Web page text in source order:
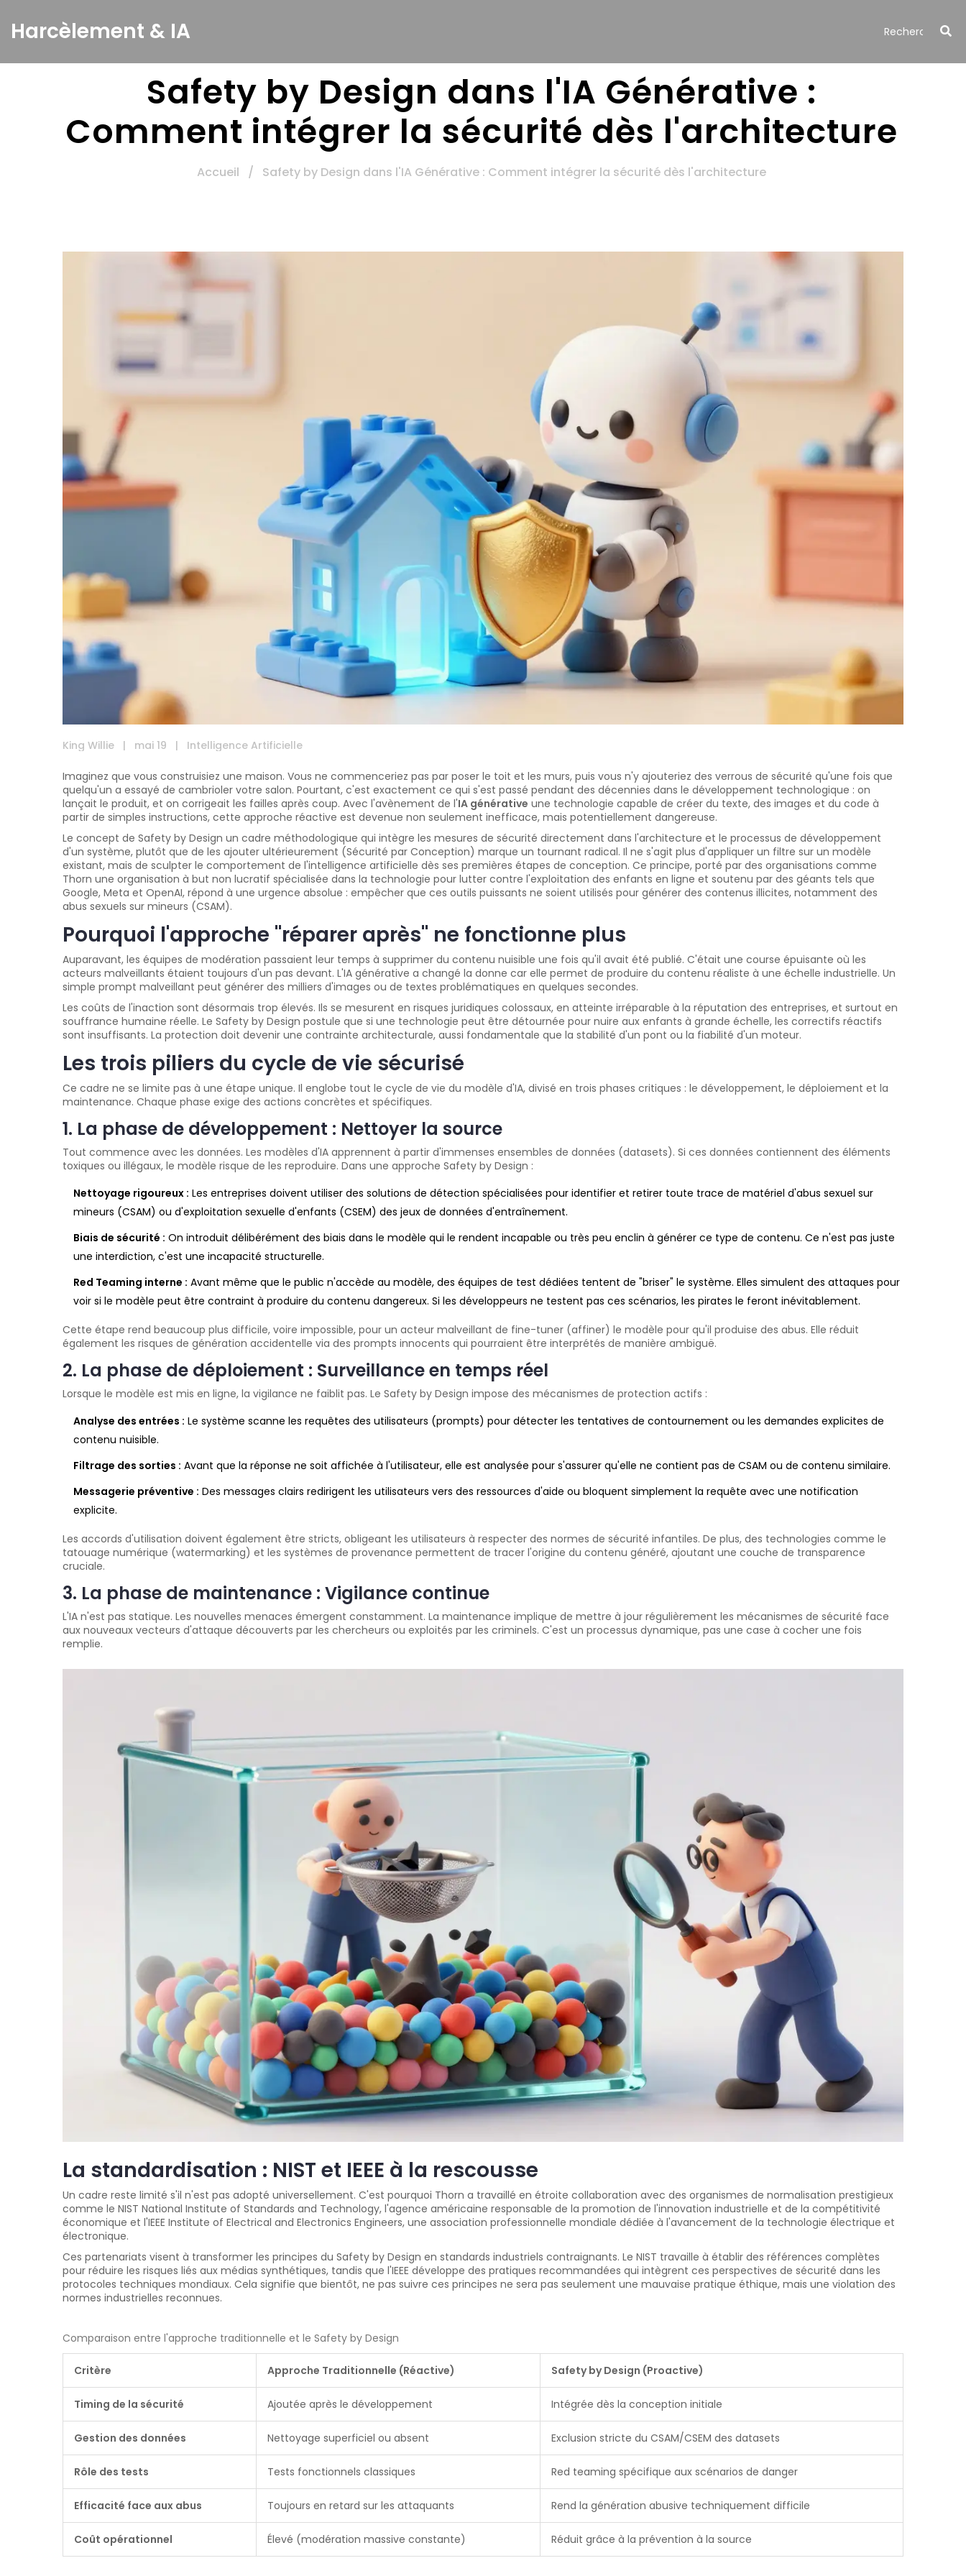
Harcèlement & IA
Safety by Design dans l'IA Générative :
Comment intégrer la sécurité dès l'architecture
Accueil / Safety by Design dans l'IA Générative : Comment intégrer la sécurité dès l'architecture
King Willie | mai 19 | Intelligence Artificielle
Imaginez que vous construisiez une maison. Vous ne commenceriez pas par poser le toit et les murs, puis vous n'y ajouteriez des verrous de sécurité qu'une fois que
quelqu'un a essayé de cambrioler votre salon. Pourtant, c'est exactement ce qui s'est passé pendant des décennies dans le développement technologique : on
lançait le produit, et on corrigeait les failles après coup. Avec l'avènement de l'IA générative une technologie capable de créer du texte, des images et du code à
partir de simples instructions, cette approche réactive est devenue non seulement inefficace, mais potentiellement dangereuse.
Le concept de Safety by Design un cadre méthodologique qui intègre les mesures de sécurité directement dans l'architecture et le processus de développement
d'un système, plutôt que de les ajouter ultérieurement (Sécurité par Conception) marque un tournant radical. Il ne s'agit plus d'appliquer un filtre sur un modèle
existant, mais de sculpter le comportement de l'intelligence artificielle dès ses premières étapes de conception. Ce principe, porté par des organisations comme
Thorn une organisation à but non lucratif spécialisée dans la technologie pour lutter contre l'exploitation des enfants en ligne et soutenu par des géants tels que
Google, Meta et OpenAI, répond à une urgence absolue : empêcher que ces outils puissants ne soient utilisés pour générer des contenus illicites, notamment des
abus sexuels sur mineurs (CSAM).
Pourquoi l'approche "réparer après" ne fonctionne plus
Auparavant, les équipes de modération passaient leur temps à supprimer du contenu nuisible une fois qu'il avait été publié. C'était une course épuisante où les
acteurs malveillants étaient toujours d'un pas devant. L'IA générative a changé la donne car elle permet de produire du contenu réaliste à une échelle industrielle. Un
simple prompt malveillant peut générer des milliers d'images ou de textes problématiques en quelques secondes.
Les coûts de l'inaction sont désormais trop élevés. Ils se mesurent en risques juridiques colossaux, en atteinte irréparable à la réputation des entreprises, et surtout en
souffrance humaine réelle. Le Safety by Design postule que si une technologie peut être détournée pour nuire aux enfants à grande échelle, les correctifs réactifs
sont insuffisants. La protection doit devenir une contrainte architecturale, aussi fondamentale que la stabilité d'un pont ou la fiabilité d'un moteur.
Les trois piliers du cycle de vie sécurisé
Ce cadre ne se limite pas à une étape unique. Il englobe tout le cycle de vie du modèle d'IA, divisé en trois phases critiques : le développement, le déploiement et la
maintenance. Chaque phase exige des actions concrètes et spécifiques.
1. La phase de développement : Nettoyer la source
Tout commence avec les données. Les modèles d'IA apprennent à partir d'immenses ensembles de données (datasets). Si ces données contiennent des éléments
toxiques ou illégaux, le modèle risque de les reproduire. Dans une approche Safety by Design :
Nettoyage rigoureux : Les entreprises doivent utiliser des solutions de détection spécialisées pour identifier et retirer toute trace de matériel d'abus sexuel sur
mineurs (CSAM) ou d'exploitation sexuelle d'enfants (CSEM) des jeux de données d'entraînement.
Biais de sécurité : On introduit délibérément des biais dans le modèle qui le rendent incapable ou très peu enclin à générer ce type de contenu. Ce n'est pas juste
une interdiction, c'est une incapacité structurelle.
Red Teaming interne : Avant même que le public n'accède au modèle, des équipes de test dédiées tentent de "briser" le système. Elles simulent des attaques pour
voir si le modèle peut être contraint à produire du contenu dangereux. Si les développeurs ne testent pas ces scénarios, les pirates le feront inévitablement.
Cette étape rend beaucoup plus difficile, voire impossible, pour un acteur malveillant de fine-tuner (affiner) le modèle pour qu'il produise des abus. Elle réduit
également les risques de génération accidentelle via des prompts innocents qui pourraient être interprétés de manière ambiguë.
2. La phase de déploiement : Surveillance en temps réel
Lorsque le modèle est mis en ligne, la vigilance ne faiblit pas. Le Safety by Design impose des mécanismes de protection actifs :
Analyse des entrées : Le système scanne les requêtes des utilisateurs (prompts) pour détecter les tentatives de contournement ou les demandes explicites de
contenu nuisible.
Filtrage des sorties : Avant que la réponse ne soit affichée à l'utilisateur, elle est analysée pour s'assurer qu'elle ne contient pas de CSAM ou de contenu similaire.
Messagerie préventive : Des messages clairs redirigent les utilisateurs vers des ressources d'aide ou bloquent simplement la requête avec une notification
explicite.
Les accords d'utilisation doivent également être stricts, obligeant les utilisateurs à respecter des normes de sécurité infantiles. De plus, des technologies comme le
tatouage numérique (watermarking) et les systèmes de provenance permettent de tracer l'origine du contenu généré, ajoutant une couche de transparence
cruciale.
3. La phase de maintenance : Vigilance continue
L'IA n'est pas statique. Les nouvelles menaces émergent constamment. La maintenance implique de mettre à jour régulièrement les mécanismes de sécurité face
aux nouveaux vecteurs d'attaque découverts par les chercheurs ou exploités par les criminels. C'est un processus dynamique, pas une case à cocher une fois
remplie.
La standardisation : NIST et IEEE à la rescousse
Un cadre reste limité s'il n'est pas adopté universellement. C'est pourquoi Thorn a travaillé en étroite collaboration avec des organismes de normalisation prestigieux
comme le NIST National Institute of Standards and Technology, l'agence américaine responsable de la promotion de l'innovation industrielle et de la compétitivité
économique et l'IEEE Institute of Electrical and Electronics Engineers, une association professionnelle mondiale dédiée à l'avancement de la technologie électrique et
électronique.
Ces partenariats visent à transformer les principes du Safety by Design en standards industriels contraignants. Le NIST travaille à établir des références complètes
pour réduire les risques liés aux médias synthétiques, tandis que l'IEEE développe des pratiques recommandées qui intègrent ces perspectives de sécurité dans les
protocoles techniques mondiaux. Cela signifie que bientôt, ne pas suivre ces principes ne sera pas seulement une mauvaise pratique éthique, mais une violation des
normes industrielles reconnues.
Comparaison entre l'approche traditionnelle et le Safety by Design
Critère Approche Traditionnelle (Réactive) Safety by Design (Proactive)
Timing de la sécurité Ajoutée après le développement Intégrée dès la conception initiale
Gestion des données Nettoyage superficiel ou absent Exclusion stricte du CSAM/CSEM des datasets
Rôle des tests Tests fonctionnels classiques Red teaming spécifique aux scénarios de danger
Efficacité face aux abus Toujours en retard sur les attaquants Rend la génération abusive techniquement difficile
Coût opérationnel Élevé (modération massive constante) Réduit grâce à la prévention à la source